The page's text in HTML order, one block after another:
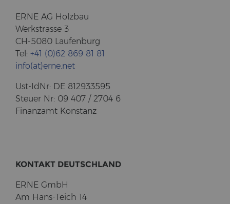
ERNE AG Holz­bau
Werk­stras­se 3
CH-5080 Lau­fen­burg
Tel: +41 (0)62 869 81 81
info(at)erne.net
Ust-​IdNr: DE 812933595
Steu­er Nr: 09 407 / 2704 6
Fi­nanz­amt Kon­stanz
KON­TAKT DEUTSCH­LAND
ERNE GmbH
Am Hans-​Teich 14